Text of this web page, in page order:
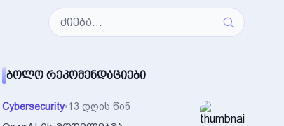
ᲑᲝᲚᲝ ᲠᲔᲙᲝᲛᲔᲜᲓᲐᲪᲘᲔᲑᲘ
Cybersecurity•13 დღის წინ